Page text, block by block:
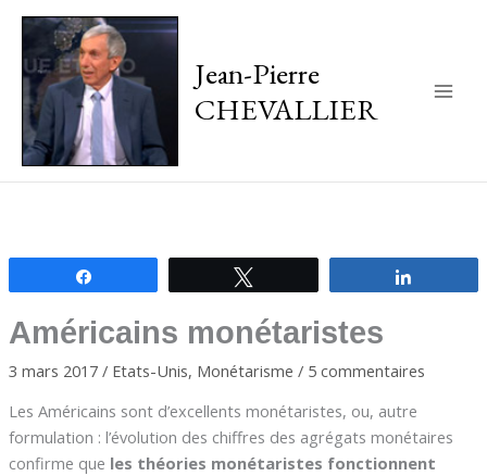
Jean-Pierre
CHEVALLIER
Américains monétaristes
3 mars 2017 / Etats-Unis, Monétarisme / 5 commentaires
Les Américains sont d’excellents monétaristes, ou, autre
formulation : l’évolution des chiffres des agrégats monétaires
confirme que les théories monétaristes fonctionnent